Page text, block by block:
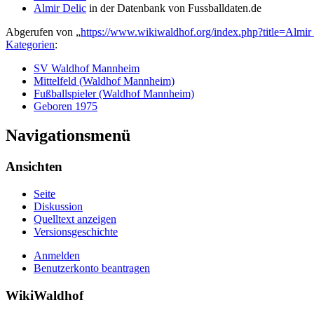
Almir Delic in der Datenbank von Fussballdaten.de
Abgerufen von „https://www.wikiwaldhof.org/
Kategorien:
SV Waldhof Mannheim
Mittelfeld (Waldhof Mannheim)
Fußballspieler (Waldhof Mannheim)
Geboren 1975
Navigationsmenü
Ansichten
Seite
Diskussion
Quelltext anzeigen
Versionsgeschichte
Anmelden
Benutzerkonto beantragen
WikiWaldhof